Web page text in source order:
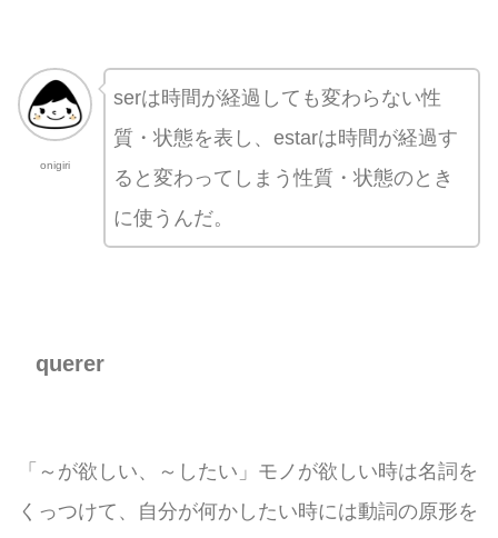
onigiri
serは時間が経過しても変わらない性
質・状態を表し、estarは時間が経過す
ると変わってしまう性質・状態のとき
に使うんだ。
querer
「～が欲しい、～したい」モノが欲しい時は名詞を
くっつけて、自分が何かしたい時には動詞の原形を